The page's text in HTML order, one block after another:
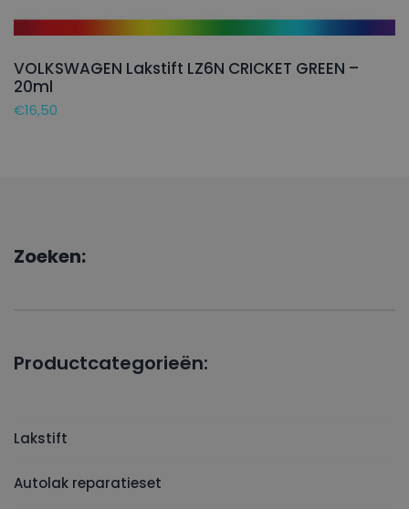
VOLKSWAGEN Lakstift LZ6N CRICKET GREEN –
20ml
€16,50
Zoeken:
Productcategorieën:
Lakstift
Autolak reparatieset